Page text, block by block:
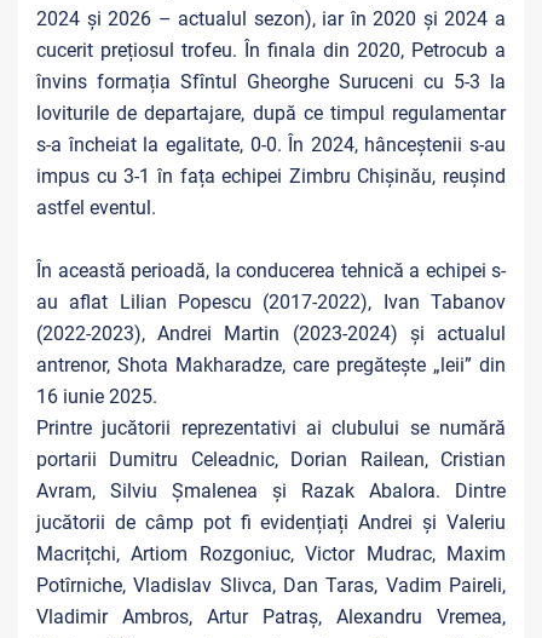
2024 și 2026 – actualul sezon), iar în 2020 și 2024 a
cucerit prețiosul trofeu. În finala din 2020, Petrocub a
învins formația Sfîntul Gheorghe Suruceni cu 5-3 la
loviturile de departajare, după ce timpul regulamentar
s-a încheiat la egalitate, 0-0. În 2024, hânceștenii s-au
impus cu 3-1 în fața echipei Zimbru Chișinău, reușind
astfel eventul.
În această perioadă, la conducerea tehnică a echipei s-
au aflat Lilian Popescu (2017-2022), Ivan Tabanov
(2022-2023), Andrei Martin (2023-2024) și actualul
antrenor, Shota Makharadze, care pregătește „leii” din
16 iunie 2025.
Printre jucătorii reprezentativi ai clubului se numără
portarii Dumitru Celeadnic, Dorian Railean, Cristian
Avram, Silviu Șmalenea și Razak Abalora. Dintre
jucătorii de câmp pot fi evidențiați Andrei și Valeriu
Macrițchi, Artiom Rozgoniuc, Victor Mudrac, Maxim
Potîrniche, Vladislav Slivca, Dan Taras, Vadim Paireli,
Vladimir Ambros, Artur Patraș, Alexandru Vremea,